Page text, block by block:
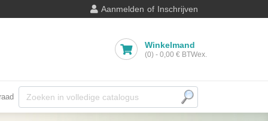
Aanmelden of Inschrijven
Winkelmand
(0) - 0,00 € BTWex.